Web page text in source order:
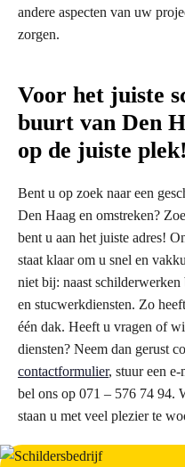
andere aspecten van uw
zorgen.
Voor het juiste
buurt van Den
op de juiste plek!
Bent u op zoek naar een
Den Haag en omstreken?
bent u aan het juiste adres!
staat klaar om u snel en
niet bij: naast
en stucwerkdiensten. Zo
één dak. Heeft u vragen of
diensten? Neem dan gerust
contactformulier, stuur een
bel ons op 071 – 576 74 94.
staan u met veel plezier te